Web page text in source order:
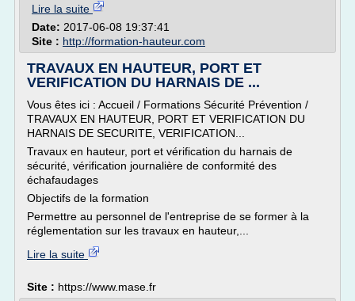
Lire la suite
Date: 2017-06-08 19:37:41
Site : http://formation-hauteur.com
TRAVAUX EN HAUTEUR, PORT ET
VERIFICATION DU HARNAIS DE ...
Vous êtes ici : Accueil / Formations Sécurité Prévention /
TRAVAUX EN HAUTEUR, PORT ET VERIFICATION DU
HARNAIS DE SECURITE, VERIFICATION...
Travaux en hauteur, port et vérification du harnais de
sécurité, vérification journalière de conformité des
échafaudages
Objectifs de la formation
Permettre au personnel de l'entreprise de se former à la
réglementation sur les travaux en hauteur,...
Lire la suite
Site : https://www.mase.fr